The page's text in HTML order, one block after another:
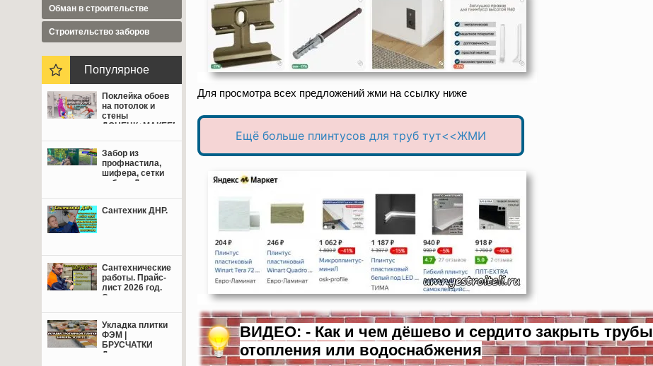
Для просмотра всех предложений жми на ссылку ниже
Ещё больше плинтусов для труб тут<<ЖМИ
ВИДЕО: - Как и чем дёшево и сердито закрыть трубы
отопления или водоснабжения
Обман в строительстве
Cтроительство заборов
Популярное
Поклейка обоев
на потолок и
стены
ДОНЕЦК+МАКЕЕВКА
Забор из
профнастила,
шифера, сетки
рабица Донецк,
Сантехник ДНР.
Сантехнические
работы. Прайс-
лист 2026 год.
Свежие цены.
Укладка плитки
ФЭМ |
БРУСЧАТКИ
Донецк,